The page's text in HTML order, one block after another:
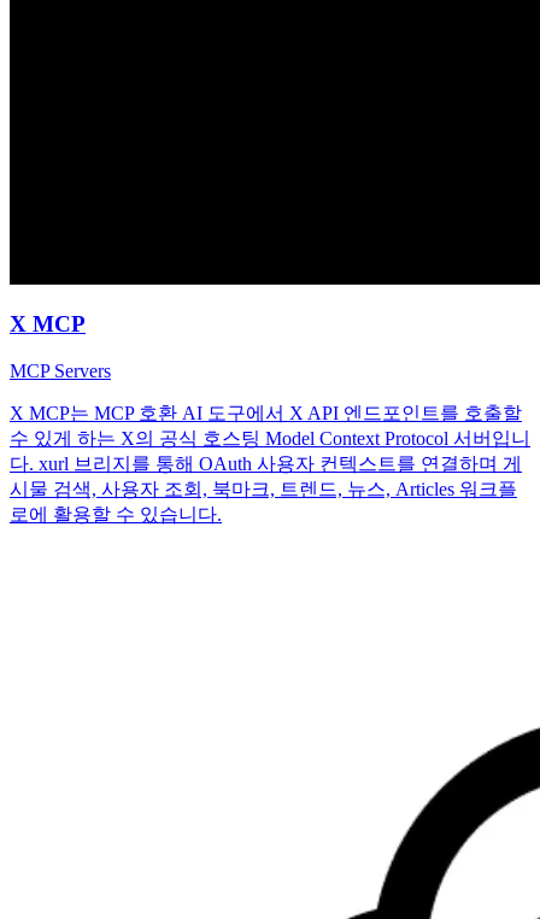
X MCP
MCP Servers
X MCP는 MCP 호환 AI 도구에서 X API 엔드포인트를 호출할
수 있게 하는 X의 공식 호스팅 Model Context Protocol 서버입니
다. xurl 브리지를 통해 OAuth 사용자 컨텍스트를 연결하며 게
시물 검색, 사용자 조회, 북마크, 트렌드, 뉴스, Articles 워크플
로에 활용할 수 있습니다.